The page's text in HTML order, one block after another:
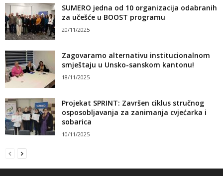
SUMERO jedna od 10 organizacija odabranih
za učešće u BOOST programu
20/11/2025
Zagovaramo alternativu institucionalnom
smještaju u Unsko-sanskom kantonu!
18/11/2025
Projekat SPRINT: Završen ciklus stručnog
osposobljavanja za zanimanja cvjećarka i
sobarica
10/11/2025